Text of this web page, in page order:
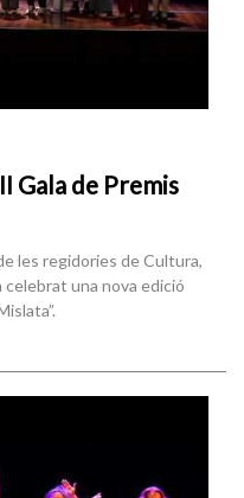
Gala de Premis
les regidories de Cultura,
una nova edició